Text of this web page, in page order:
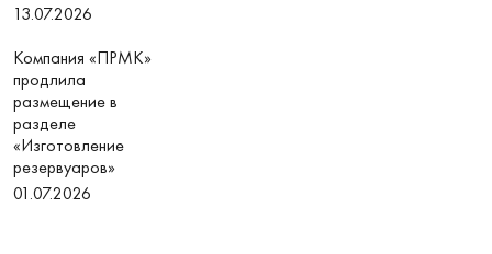
13.07.2026
Компания «ПРМК»
продлила
размещение в
разделе
«Изготовление
резервуаров»
01.07.2026